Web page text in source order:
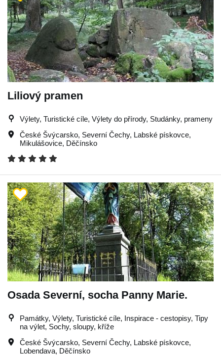
Liliový pramen
Výlety, Turistické cíle, Výlety do přírody, Studánky, prameny
České Švýcarsko, Severní Čechy, Labské pískovce,
Mikulášovice, Děčínsko
Osada Severní, socha Panny Marie.
Památky, Výlety, Turistické cíle, Inspirace - cestopisy, Tipy
na výlet, Sochy, sloupy, kříže
České Švýcarsko, Severní Čechy, Labské pískovce,
Lobendava, Děčínsko